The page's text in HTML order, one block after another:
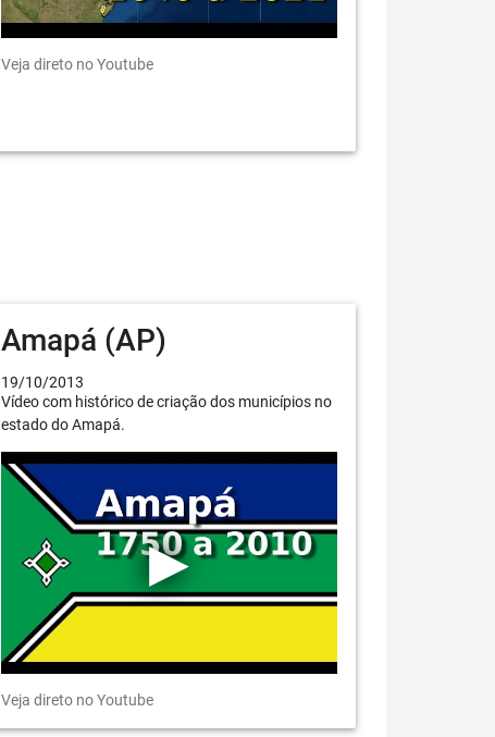
Veja direto no Youtube
Amapá (AP)
19/10/2013
Vídeo com histórico de criação dos municípios no
estado do Amapá.
Veja direto no Youtube